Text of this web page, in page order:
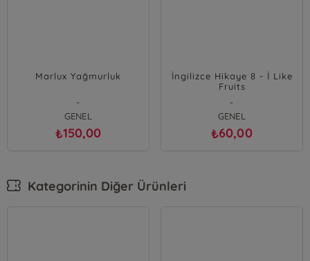
Marlux Yağmurluk
-
GENEL
₺150,00
İngilizce Hikaye 8 - İ Like
Fruits
-
GENEL
₺60,00
Kategorinin Diğer Ürünleri